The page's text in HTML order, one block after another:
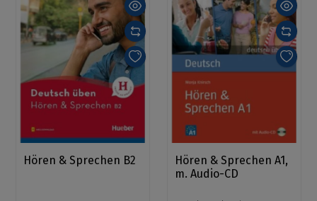
Hören & Sprechen B2
Hören & Sprechen A1,
m. Audio-CD